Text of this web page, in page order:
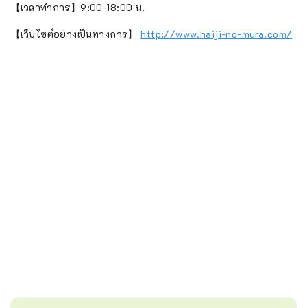
【เวลาทำการ】9:00-18:00 น.
【เว็บไซต์อย่างเป็นทางการ】http://www.haiji-no-mura.com/